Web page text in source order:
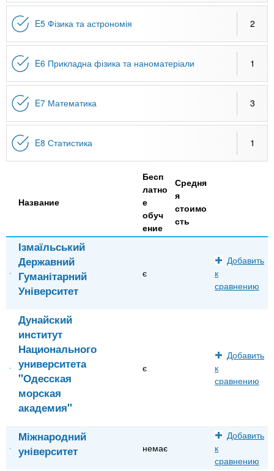
E5 Фізика та астрономія 2
E6 Прикладна фізика та наноматеріали 1
E7 Математика 3
E8 Статистика 1
Название
Бесп
латно
е
обуч
ение
Средня
я
стоимо
сть
Ізмаїльський
Державний
Гуманітарний
Університет
є
Добавить
к
сравнению
Дунайский
институт
Национального
университета
"Одесская
морская
академия"
є
Добавить
к
сравнению
Міжнародний
університет
немає
Добавить
к
сравнению